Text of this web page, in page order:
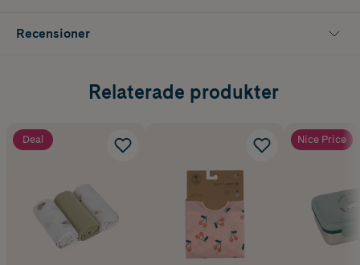
Recensioner
Relaterade produkter
Deal Nice Price